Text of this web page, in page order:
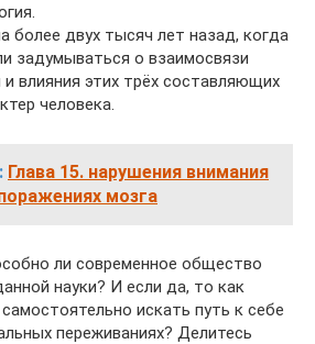
более двух тысяч лет назад, когда
задумываться о взаимосвязи
влияния этих трёх составляющих
человека.
Глава 15. нарушения внимания
мозга
ли современное общество
науки? И если да, то как
искать путь к себе
переживаниях? Делитесь